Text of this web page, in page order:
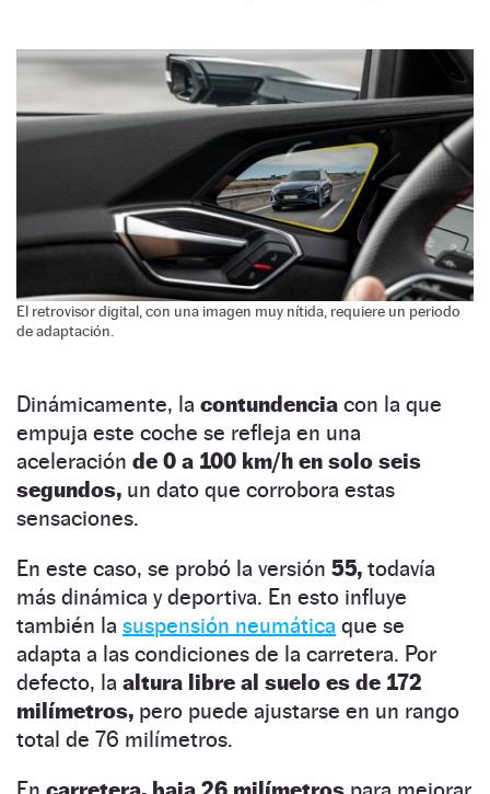
El retrovisor digital, con una imagen muy nítida, requiere un periodo
de adaptación.
Dinámicamente, la contundencia con la que
empuja este coche se refleja en una
aceleración de 0 a 100 km/h en solo seis
segundos, un dato que corrobora estas
sensaciones.
En este caso, se probó la versión 55, todavía
más dinámica y deportiva. En esto influye
también la suspensión neumática que se
adapta a las condiciones de la carretera. Por
defecto, la altura libre al suelo es de 172
milímetros, pero puede ajustarse en un rango
total de 76 milímetros.